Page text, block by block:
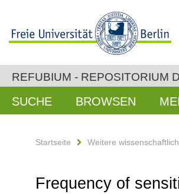
REFUBIUM - REPOSITORIUM
SUCHE BROWSEN
Startseite Weitere
Frequency of